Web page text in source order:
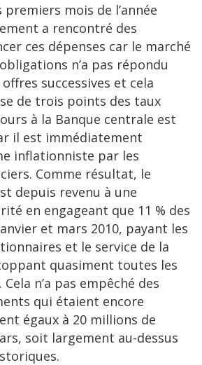
mois de l’année
a rencontré des
ces dépenses car le marché
n’a pas répondu
successives et cela
de trois points des taux
à la Banque centrale est
il est immédiatement
inflationniste par les
Comme résultat, le
depuis revenu à une
en engageant que 11 % des
et mars 2010, payant les
et le service de la
quasiment toutes les
n’a pas empêché des
qui étaient encore
égaux à 20 millions de
soit largement au-dessus